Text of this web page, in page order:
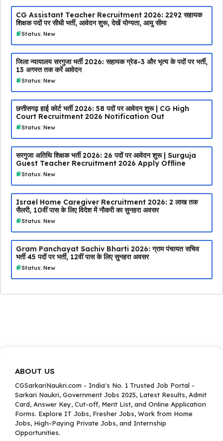
CG Assistant Teacher Recruitment 2026: 2292 सहायक
शिक्षक पदों पर सीधी भर्ती, आवेदन शुरू, देखें योग्यता, आयु सीमा
Status: New
जिला न्यायालय सरगुजा भर्ती 2026: सहायक ग्रेड-3 और भृत्य के पदों पर भर्ती,
13 अगस्त तक करें आवेदन
Status: New
छत्तीसगढ़ हाई कोर्ट भर्ती 2026: 58 पदों पर आवेदन शुरू | CG High
Court Recruitment 2026 Notification Out
Status: New
सरगुजा अतिथि शिक्षक भर्ती 2026: 26 पदों पर आवेदन शुरू | Surguja
Guest Teacher Recruitment 2026 Apply Offline
Status: New
Israel Home Caregiver Recruitment 2026: ₹2 लाख तक
सैलरी, 10वीं पास के लिए विदेश में नौकरी का सुनहरा अवसर
Status: New
Gram Panchayat Sachiv Bharti 2026: ग्राम पंचायत सचिव
भर्ती 45 पदों पर भर्ती, 12वीं पास के लिए सुनहरा अवसर
Status: New
ABOUT US
CGSarkariNaukri.com - India's No. 1 Trusted Job Portal -
Sarkari Naukri, Government Jobs 2025, Latest Results, Admit
Card, Answer Key, Cut-off, Merit List, and Online Application
Forms. Explore IT Jobs, Fresher Jobs, Work from Home
Jobs, High-Paying Private Jobs, and Internship
Opportunities.